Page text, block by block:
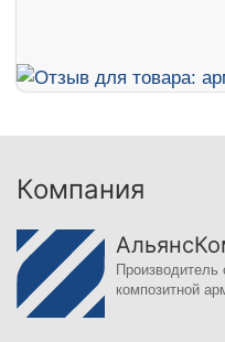
Компания
Производитель
композитной